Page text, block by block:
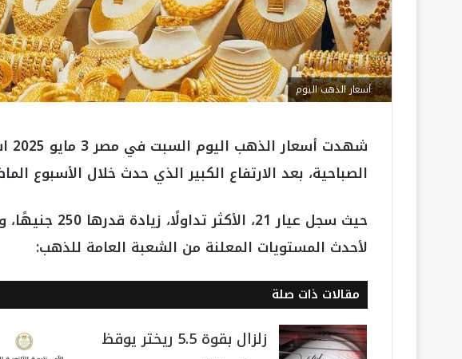
أسعار الذهب اليوم
الصباحية، بعد الارتفاع الكبير الذي حدث خلال الأسبوع
حيث سجل عيار 21،
لأحدث المستويات المعلنة من الشعبة العامة للذهب:
مقالات ذات صلة
زلزال بقوة 5.5 ريختر يوقظ